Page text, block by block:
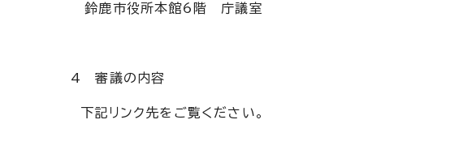
鈴鹿市役所本館6階 庁議室
4 審議の内容
下記リンク先をご覧ください。